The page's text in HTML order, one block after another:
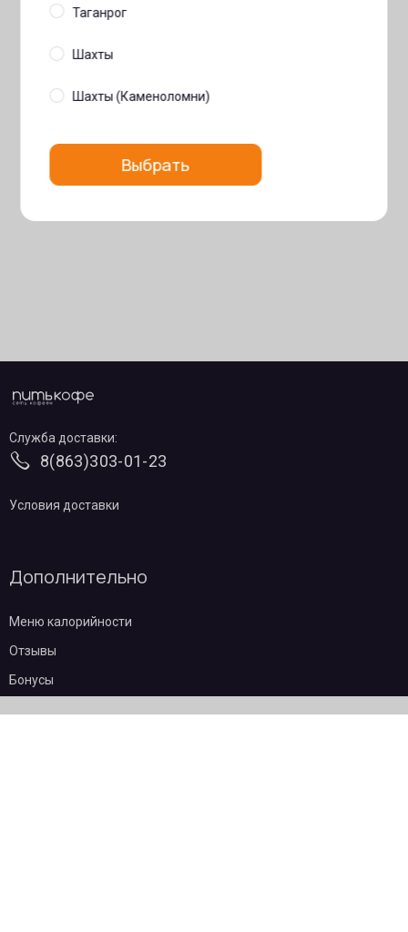
Служба доставки:
8(863)303-01-23
Условия доставки
Дополнительно
Меню калорийности
Отзывы
Бонусы
Таганрог
Шахты
Шахты (Каменоломни)
Выбрать